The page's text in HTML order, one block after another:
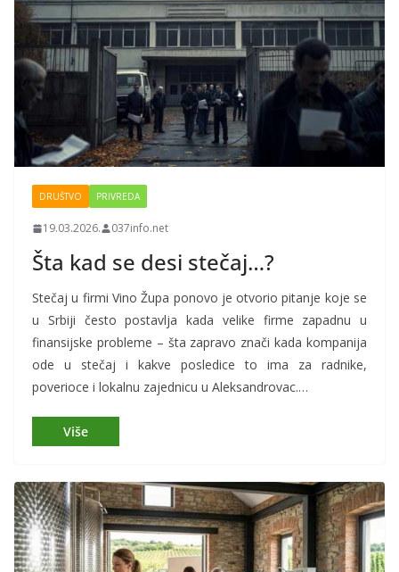
DRUŠTVO PRIVREDA
19.03.2026. 037info.net
Šta kad se desi stečaj…?
Stečaj u firmi Vino Župa ponovo je otvorio pitanje koje se
u Srbiji često postavlja kada velike firme zapadnu u
finansijske probleme – šta zapravo znači kada kompanija
ode u stečaj i kakve posledice to ima za radnike,
poverioce i lokalnu zajednicu u Aleksandrovac.…